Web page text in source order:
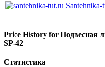
Santehnika-
Price History for Подвесная
SP-42
Статистика